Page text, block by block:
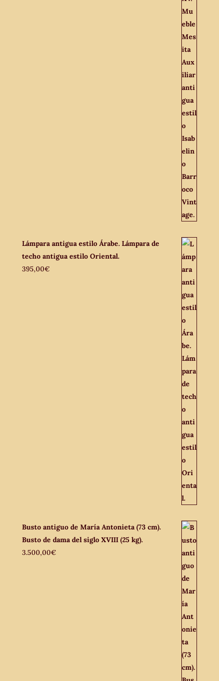
Lámpara antigua estilo Árabe. Lámpara de
techo antigua estilo Oriental.
395,00€
Busto antiguo de María Antonieta (73 cm).
Busto de dama del siglo XVIII (25 kg).
3.500,00€